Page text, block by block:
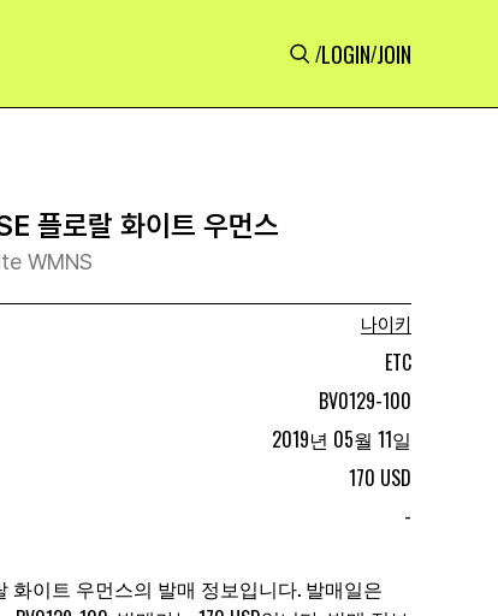
/LOGIN/JOIN
플로랄 화이트 우먼스
WMNS
나이키
ETC
BV0129-100
2019년 05월 11일
170 USD
-
화이트 우먼스의 발매 정보입니다. 발매일은